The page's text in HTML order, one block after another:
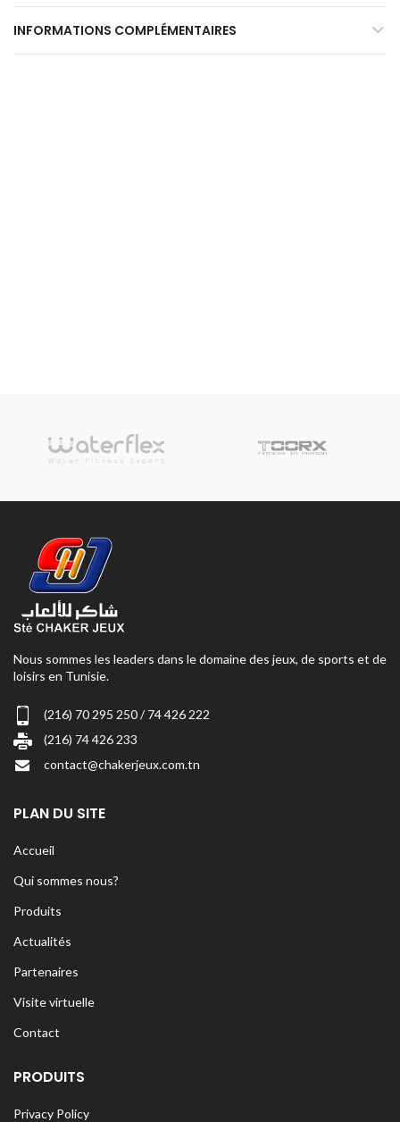
INFORMATIONS COMPLÉMENTAIRES
Nous sommes les leaders dans le domaine des jeux, de sports et de
loisirs en Tunisie.
(216) 70 295 250 / 74 426 222
(216) 74 426 233
contact@chakerjeux.com.tn
PLAN DU SITE
Accueil
Qui sommes nous?
Produits
Actualités
Partenaires
Visite virtuelle
Contact
PRODUITS
Privacy Policy